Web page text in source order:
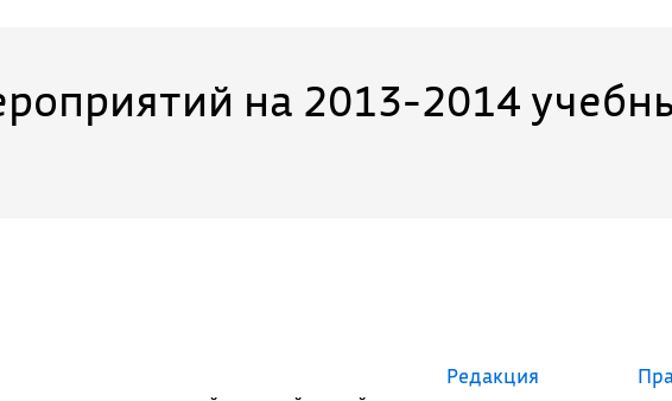
на 2013-2014
Редакция